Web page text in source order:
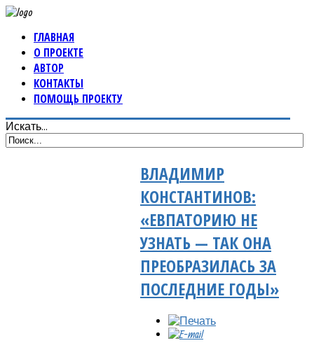
ГЛАВНАЯ
О ПРОЕКТЕ
АВТОР
КОНТАКТЫ
ПОМОЩЬ ПРОЕКТУ
Искать...
ВЛАДИМИР
КОНСТАНТИНОВ:
«ЕВПАТОРИЮ НЕ
УЗНАТЬ — ТАК ОНА
ПРЕОБРАЗИЛАСЬ ЗА
ПОСЛЕДНИЕ ГОДЫ»